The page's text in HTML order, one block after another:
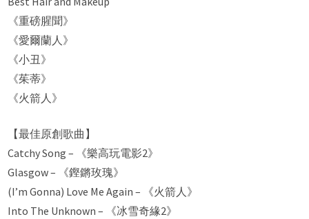
《重磅腥聞》
《愛爾蘭人》
《小丑》
《茱蒂》
《火箭人》
【最佳原創歌曲】
Catchy Song – 《樂高玩電影2》
Glasgow – 《鏗鏘玫瑰》
(I’m Gonna) Love Me Again – 《火箭人》
Into The Unknown – 《冰雪奇緣2》